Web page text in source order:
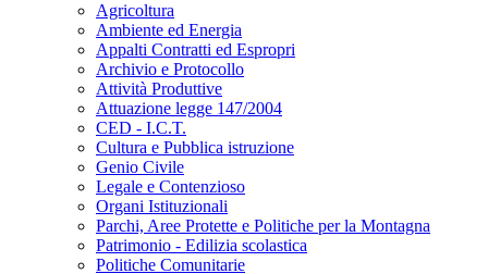
Agricoltura
Ambiente ed Energia
Appalti Contratti ed Espropri
Archivio e Protocollo
Attività Produttive
Attuazione legge 147/2004
CED - I.C.T.
Cultura e Pubblica istruzione
Genio Civile
Legale e Contenzioso
Organi Istituzionali
Parchi, Aree Protette e Politiche per la Montagna
Patrimonio - Edilizia scolastica
Politiche Comunitarie